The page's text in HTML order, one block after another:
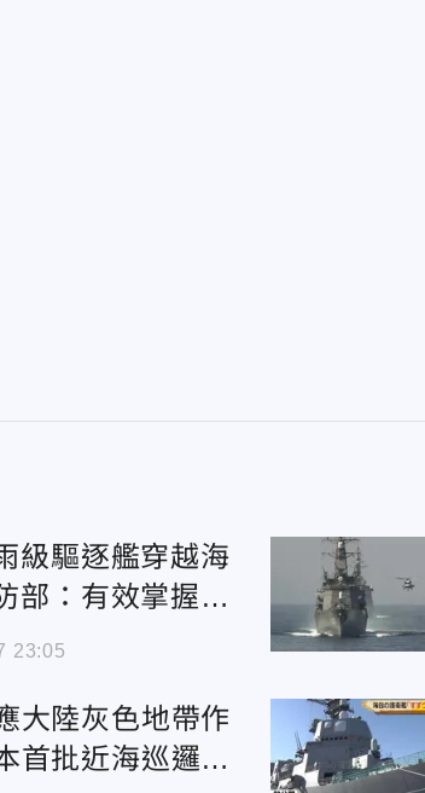
級驅逐艦穿越海
：有效掌握無
23:05
大陸灰色地帶作
批近海巡邏艦